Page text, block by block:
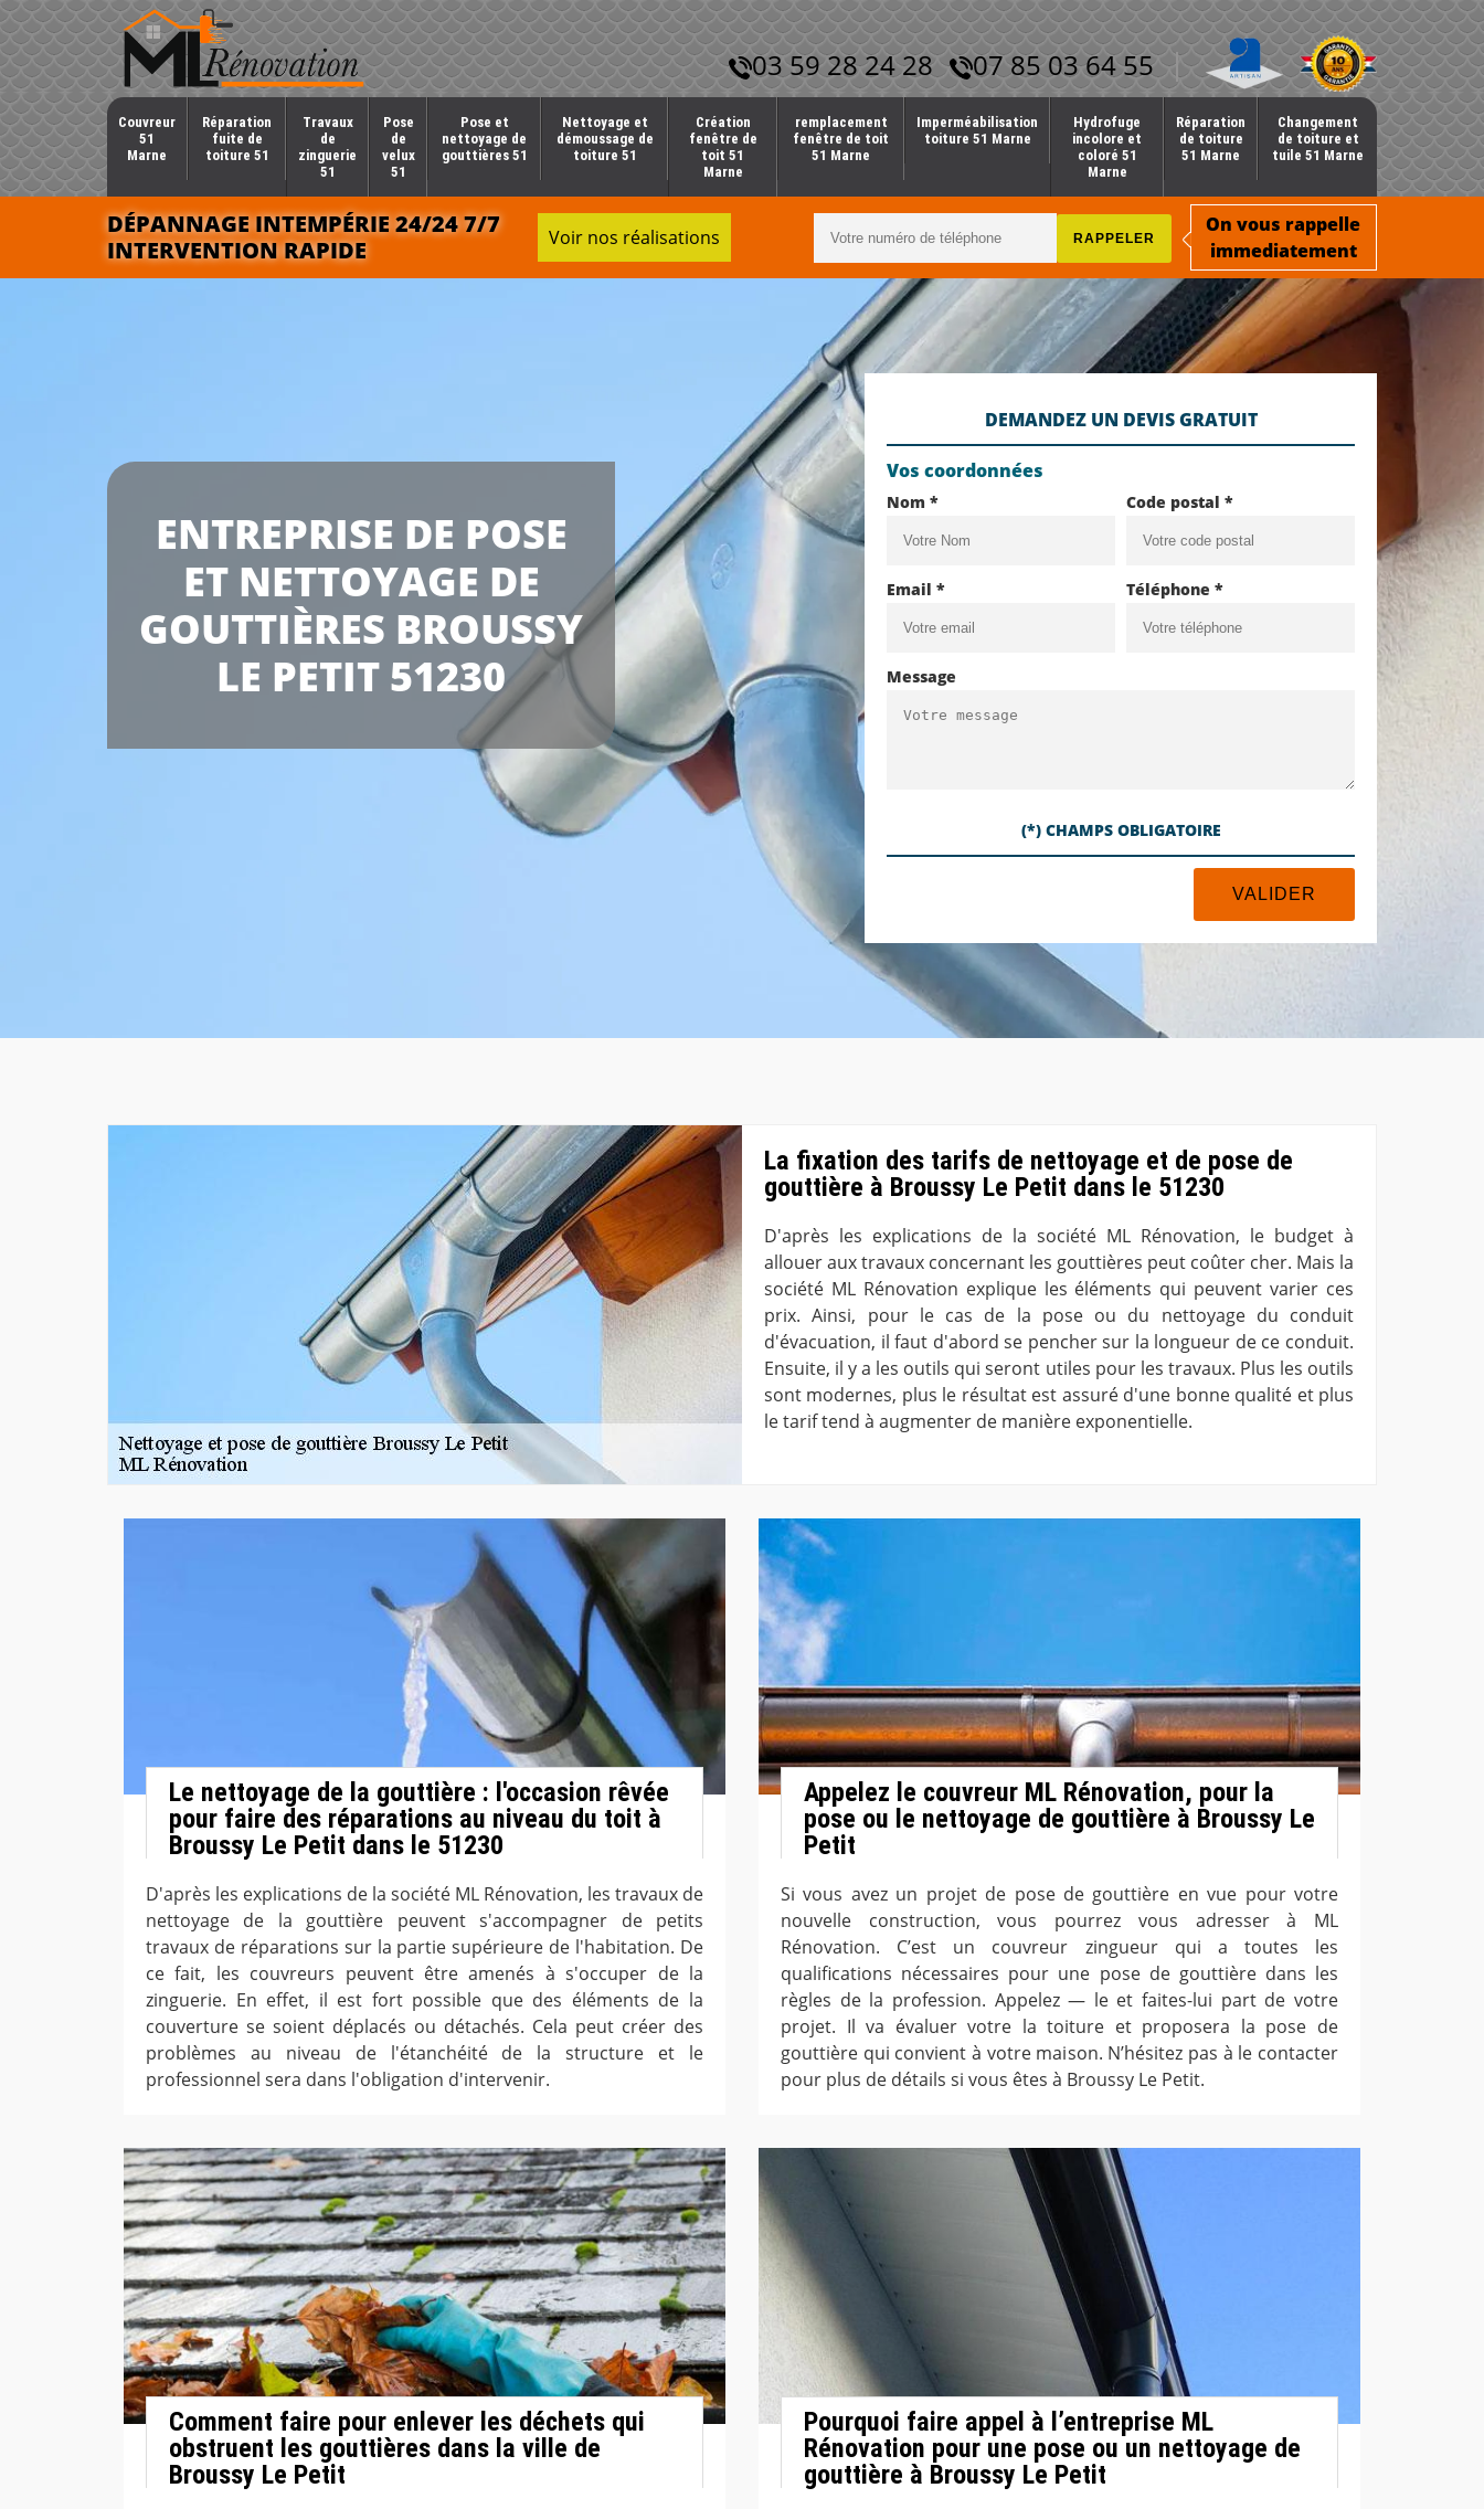
03 59 28 24 28 07 85 03 64 55
Couvreur
51
Marne
Réparation
fuite de
toiture 51
Travaux
de
zinguerie
51
Pose
de
velux
51
Pose et
nettoyage de
gouttières 51
Nettoyage et
démoussage de
toiture 51
Création
fenêtre de
toit 51
Marne
remplacement
fenêtre de toit
51 Marne
Imperméabilisation
toiture 51 Marne
Hydrofuge
incolore et
coloré 51
Marne
Réparation
de toiture
51 Marne
Changement
de toiture et
tuile 51 Marne
DÉPANNAGE INTEMPÉRIE 24/24 7/7
INTERVENTION RAPIDE
Voir nos réalisations
On vous rappelle
immediatement
ENTREPRISE DE POSE
ET NETTOYAGE DE
GOUTTIÈRES BROUSSY
LE PETIT 51230
DEMANDEZ UN DEVIS GRATUIT
Vos coordonnées
Nom * Code postal *
Email * Téléphone *
Message
(*) CHAMPS OBLIGATOIRE
La fixation des tarifs de nettoyage et de pose de
gouttière à Broussy Le Petit dans le 51230
D'après les explications de la société ML Rénovation, le budget à
allouer aux travaux concernant les gouttières peut coûter cher. Mais la
société ML Rénovation explique les éléments qui peuvent varier ces
prix. Ainsi, pour le cas de la pose ou du nettoyage du conduit
d'évacuation, il faut d'abord se pencher sur la longueur de ce conduit.
Ensuite, il y a les outils qui seront utiles pour les travaux. Plus les outils
sont modernes, plus le résultat est assuré d'une bonne qualité et plus
le tarif tend à augmenter de manière exponentielle.
Le nettoyage de la gouttière : l'occasion rêvée
pour faire des réparations au niveau du toit à
Broussy Le Petit dans le 51230
D'après les explications de la société ML Rénovation, les travaux de
nettoyage de la gouttière peuvent s'accompagner de petits
travaux de réparations sur la partie supérieure de l'habitation. De
ce fait, les couvreurs peuvent être amenés à s'occuper de la
zinguerie. En effet, il est fort possible que des éléments de la
couverture se soient déplacés ou détachés. Cela peut créer des
problèmes au niveau de l'étanchéité de la structure et le
professionnel sera dans l'obligation d'intervenir.
Appelez le couvreur ML Rénovation, pour la
pose ou le nettoyage de gouttière à Broussy Le
Petit
Si vous avez un projet de pose de gouttière en vue pour votre
nouvelle construction, vous pourrez vous adresser à ML
Rénovation. C’est un couvreur zingueur qui a toutes les
qualifications nécessaires pour une pose de gouttière dans les
règles de la profession. Appelez — le et faites-lui part de votre
projet. Il va évaluer votre la toiture et proposera la pose de
gouttière qui convient à votre maison. N’hésitez pas à le contacter
pour plus de détails si vous êtes à Broussy Le Petit.
Comment faire pour enlever les déchets qui
obstruent les gouttières dans la ville de
Broussy Le Petit
Pourquoi faire appel à l’entreprise ML
Rénovation pour une pose ou un nettoyage de
gouttière à Broussy Le Petit